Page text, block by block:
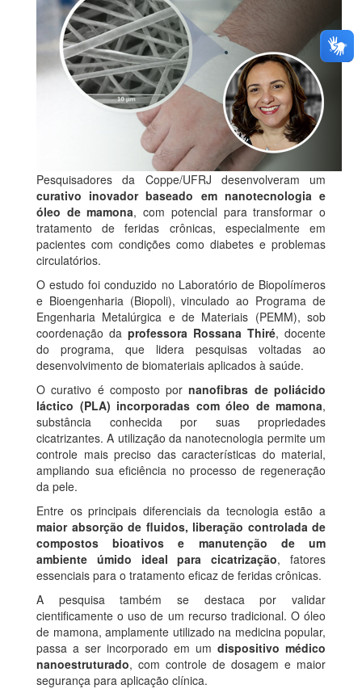
Pesquisadores da Coppe/UFRJ desenvolveram um
curativo inovador baseado em nanotecnologia e
óleo de mamona, com potencial para transformar o
tratamento de feridas crônicas, especialmente em
pacientes com condições como diabetes e problemas
circulatórios.
O estudo foi conduzido no Laboratório de Biopolímeros
e Bioengenharia (Biopoli), vinculado ao Programa de
Engenharia Metalúrgica e de Materiais (PEMM), sob
coordenação da professora Rossana Thiré, docente
do programa, que lidera pesquisas voltadas ao
desenvolvimento de biomateriais aplicados à saúde.
O curativo é composto pornanofibras de poliácido
láctico (PLA) incorporadas com óleo de mamona,
substância conhecida por suas propriedades
cicatrizantes. A utilização da nanotecnologia permite um
controle mais preciso das características do material,
ampliando sua eficiência no processo de regeneração
da pele.
Entre os principais diferenciais da tecnologia estão a
maior absorção de fluidos, liberação controlada de
compostos bioativos e manutenção de um
ambiente úmido ideal para cicatrização, fatores
essenciais para o tratamento eficaz de feridas crônicas.
A pesquisa também se destaca por validar
cientificamente o uso de um recurso tradicional. O óleo
de mamona, amplamente utilizado na medicina popular,
passa a ser incorporado em um dispositivo médico
nanoestruturado, com controle de dosagem e maior
segurança para aplicação clínica.